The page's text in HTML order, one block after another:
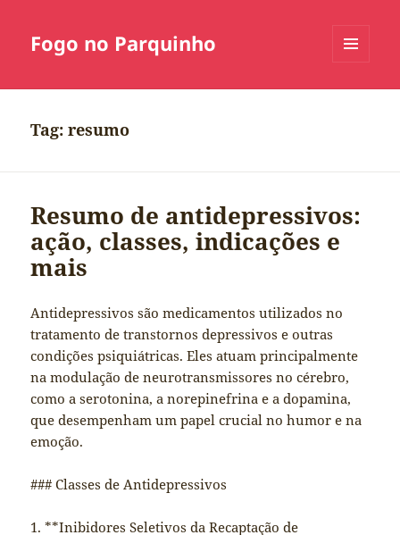
Fogo no Parquinho
Tag:resumo
Resumo de antidepressivos:
ação, classes, indicações e
mais
Antidepressivos são medicamentos utilizados no
tratamento de transtornos depressivos e outras
condições psiquiátricas. Eles atuam principalmente
na modulação de neurotransmissores no cérebro,
como a serotonina, a norepinefrina e a dopamina,
que desempenham um papel crucial no humor e na
emoção.
### Classes de Antidepressivos
1. **Inibidores Seletivos da Recaptação de